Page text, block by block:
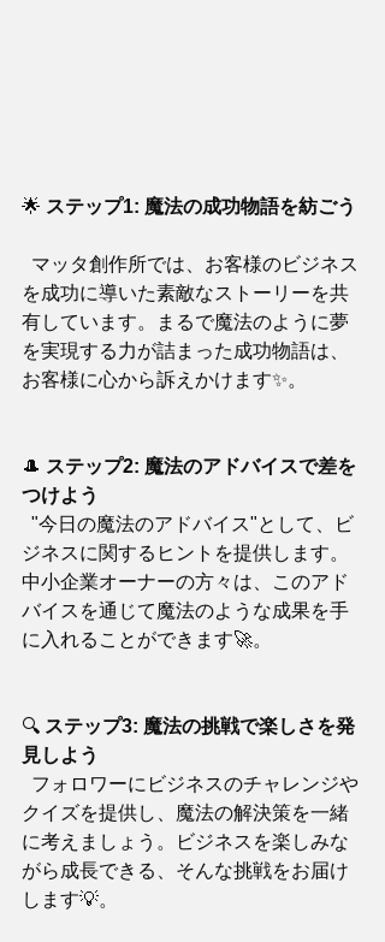
🌟 ステップ1: 魔法の成功物語を紡ごう
を成功に導いた素敵なストーリーを共
有しています。まるで魔法のように夢
を実現する力が詰まった成功物語は、
お客様に心から訴えかけます✨。
🎩 ステップ2: 魔法のアドバイスで差を
つけよう
ジネスに関するヒントを提供します。
中小企業オーナーの方々は、このアド
バイスを通じて魔法のような成果を手
に入れることができます🚀。
🔍 ステップ3: 魔法の挑戦で楽しさを発
見しよう
クイズを提供し、魔法の解決策を一緒
に考えましょう。ビジネスを楽しみな
がら成長できる、そんな挑戦をお届け
します💡。